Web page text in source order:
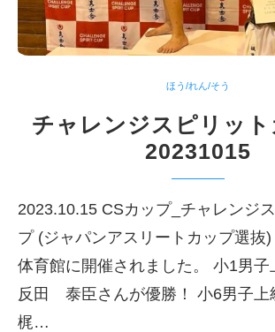
ほう/れん/そう
チャレンジスピリッ
20231015
2023.10.15 CSカップ_チャレンジ
プ (ジャパンアスリートカップ選抜
体育館に開催されました。 小1男子
反田 泰臣さんが優勝！ 小6男子上
梶…